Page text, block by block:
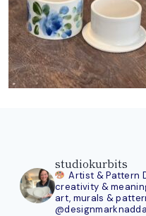
studiokurbits
Artist & Pattern
creativity &
art, murals &